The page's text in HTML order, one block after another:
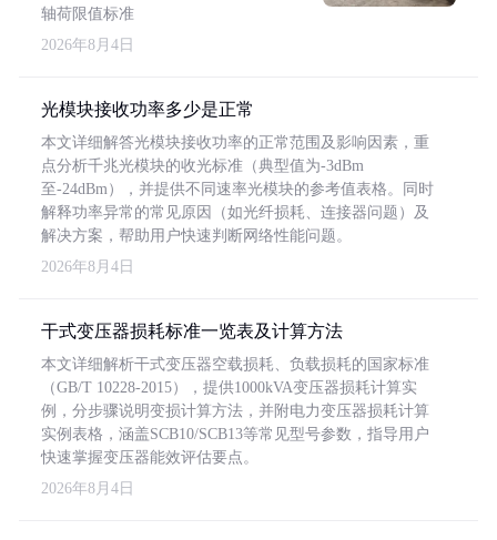
轴荷限值标准
2026年8月4日
光模块接收功率多少是正常
本文详细解答光模块接收功率的正常范围及影响因素，重
点分析千兆光模块的收光标准（典型值为-3dBm
至-24dBm），并提供不同速率光模块的参考值表格。同时
解释功率异常的常见原因（如光纤损耗、连接器问题）及
解决方案，帮助用户快速判断网络性能问题。
2026年8月4日
干式变压器损耗标准一览表及计算方法
本文详细解析干式变压器空载损耗、负载损耗的国家标准
（GB/T 10228-2015），提供1000kVA变压器损耗计算实
例，分步骤说明变损计算方法，并附电力变压器损耗计算
实例表格，涵盖SCB10/SCB13等常见型号参数，指导用户
快速掌握变压器能效评估要点。
2026年8月4日